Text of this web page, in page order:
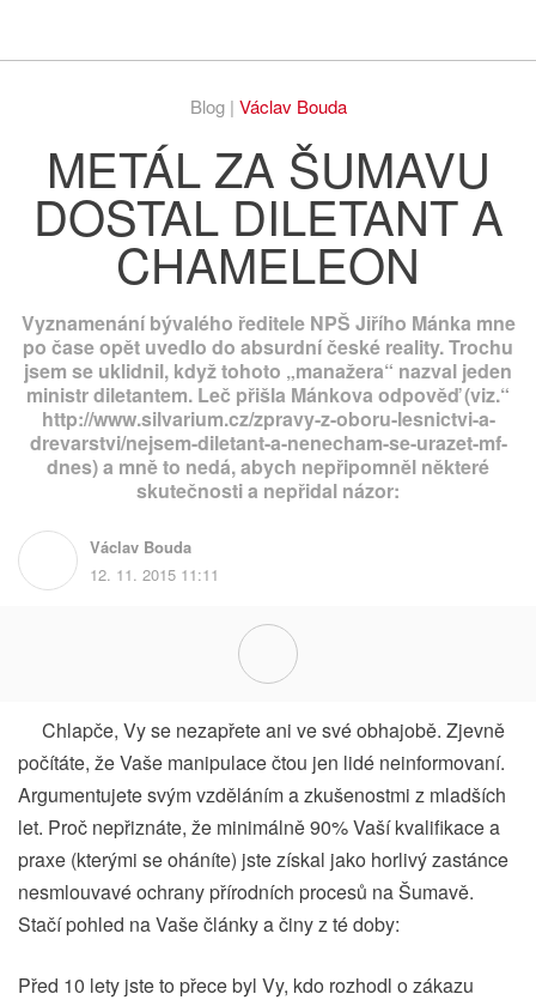
Blog | Václav Bouda
METÁL ZA ŠUMAVU
DOSTAL DILETANT A
CHAMELEON
Vyznamenání bývalého ředitele NPŠ Jiřího Mánka mne
po čase opět uvedlo do absurdní české reality. Trochu
jsem se uklidnil, když tohoto „manažera“ nazval jeden
ministr diletantem. Leč přišla Mánkova odpověď (viz.“
http://www.silvarium.cz/zpravy-z-oboru-lesnictvi-a-
drevarstvi/nejsem-diletant-a-nenecham-se-urazet-mf-
dnes) a mně to nedá, abych nepřipomněl některé
skutečnosti a nepřidal názor:
Václav Bouda
12. 11. 2015 11:11
Chlapče, Vy se nezapřete ani ve své obhajobě. Zjevně
počítáte, že Vaše manipulace čtou jen lidé neinformovaní.
Argumentujete svým vzděláním a zkušenostmi z mladších
let. Proč nepřiznáte, že minimálně 90% Vaší kvalifikace a
praxe (kterými se oháníte) jste získal jako horlivý zastánce
nesmlouvavé ochrany přírodních procesů na Šumavě.
Stačí pohled na Vaše články a činy z té doby:
Před 10 lety jste to přece byl Vy, kdo rozhodl o zákazu